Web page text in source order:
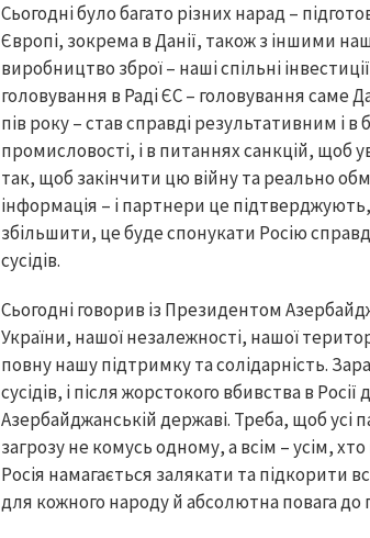
Сьогодні було багато різних нарад –
Європі, зокрема в Данії, також з іншими
виробництво зброї – наші спільні
головування в Раді ЄС – головування саме
пів року – став справді результативним і
промисловості, і в питаннях санкцій, щоб
так, щоб закінчити цю війну та реально
інформація – і партнери це підтверджують,
збільшити, це буде спонукати Росію
сусідів.
Сьогодні говорив із Президентом
України, нашої незалежності, нашої
повну нашу підтримку та солідарність.
сусідів, і після жорстокого вбивства в
Азербайджанській державі. Треба, щоб
загрозу не комусь одному, а всім – усім,
Росія намагається залякати та підкорити
для кожного народу й абсолютна повага до